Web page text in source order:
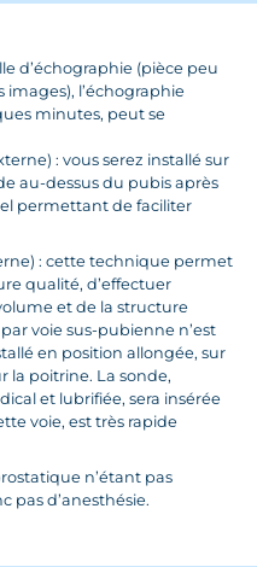
d’échographie (pièce peu
images), l’échographie
minutes, peut se
: vous serez installé sur
au-dessus du pubis après
permettant de faciliter
: cette technique permet
qualité, d’effectuer
et de la structure
voie sus-pubienne n’est
en position allongée, sur
la poitrine. La sonde,
et lubrifiée, sera insérée
voie, est très rapide
n’étant pas
pas d’anesthésie.